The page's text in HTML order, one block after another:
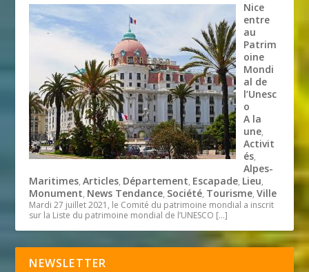
Nice
entre
au
Patrim
oine
Mondi
al de
l’Unesc
o
A la
une,
Activit
és,
Alpes-
Maritimes,Articles, Département, Escapade, Lieu,
Monument, News Tendance, Société, Tourisme,Ville
Mardi 27 juillet 2021, le Comité du patrimoine mondial a inscrit
sur la Liste du patrimoine mondial de l’UNESCO […]
NEWSLETTER